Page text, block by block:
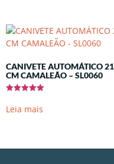
CANIVETE AUTOMÁTICO 21
CM CAMALEÃO – SL0060
5.00
de 5
Leia mais